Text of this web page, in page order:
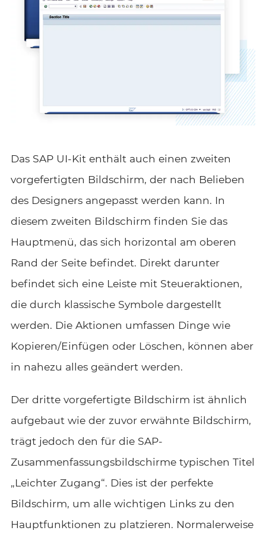
Das SAP UI-Kit enthält auch einen zweiten
vorgefertigten Bildschirm, der nach Belieben
des Designers angepasst werden kann. In
diesem zweiten Bildschirm finden Sie das
Hauptmenü, das sich horizontal am oberen
Rand der Seite befindet. Direkt darunter
befindet sich eine Leiste mit Steueraktionen,
die durch klassische Symbole dargestellt
werden. Die Aktionen umfassen Dinge wie
Kopieren/Einfügen oder Löschen, können aber
in nahezu alles geändert werden.
Der dritte vorgefertigte Bildschirm ist ähnlich
aufgebaut wie der zuvor erwähnte Bildschirm,
trägt jedoch den für die SAP-
Zusammenfassungsbildschirme typischen Titel
„Leichter Zugang“. Dies ist der perfekte
Bildschirm, um alle wichtigen Links zu den
Hauptfunktionen zu platzieren. Normalerweise